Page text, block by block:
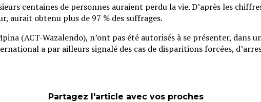
centaines de personnes auraient perdu la vie. D’après les
aurait obtenu plus de 97 % des suffrages.
(ACT-Wazalendo), n’ont pas été autorisés à se présenter, dans
a par ailleurs signalé des cas de disparitions forcées,
Partagez l'article avec vos proches